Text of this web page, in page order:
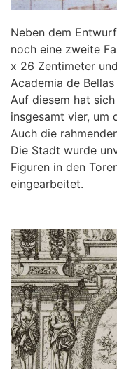
Neben dem
noch eine zweite
x 26 Zentimeter
Academia de
Auf diesem hat
insgesamt vier, um
Auch die
Die Stadt wurde
Figuren in den
eingearbeitet.